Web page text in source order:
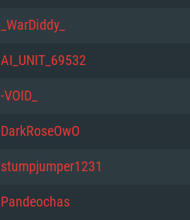
_WarDiddy_
AI_UNIT_69532
-VOID_
DarkRoseOwO
stumpjumper1231
Pandeochas